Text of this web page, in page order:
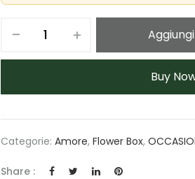
Buy
Categorie: Amore, Flower Box,
Share :